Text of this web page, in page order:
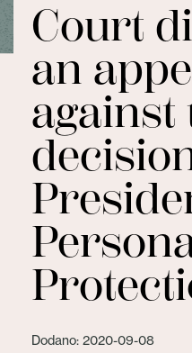
Court
an
against
Dodano: 2020-09-08